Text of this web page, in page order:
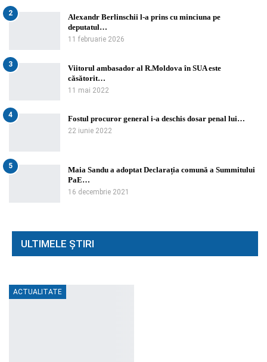
2
Alexandr Berlinschii l-a prins cu minciuna pe
deputatul…
11 februarie 2026
3
Viitorul ambasador al R.Moldova în SUA este
căsătorit…
11 mai 2022
4 Fostul procuror general i-a deschis dosar penal lui…
22 iunie 2022
5
Maia Sandu a adoptat Declarația comună a Summitului
PaE…
16 decembrie 2021
ULTIMELE ȘTIRI
ACTUALITATE